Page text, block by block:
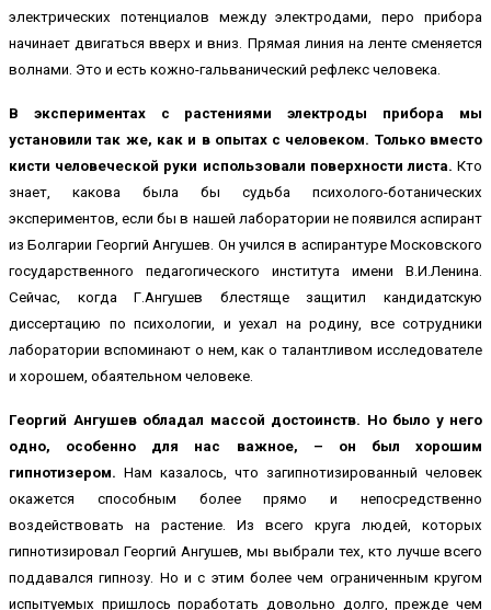
электрических потенциалов между электродами, перо прибора
начинает двигаться вверх и вниз. Прямая линия на ленте сменяется
волнами. Это и есть кожно-гальванический рефлекс человека.
В экспериментах с растениями электроды прибора мы
установили так же, как и в опытах с человеком. Только вместо
кисти человеческой руки использовали поверхности листа. Кто
знает, какова была бы судьба психолого-ботанических
экспериментов, если бы в нашей лаборатории не появился аспирант
из Болгарии Георгий Ангушев. Он учился в аспирантуре Московского
государственного педагогического института имени В.И.Ленина.
Сейчас, когда Г.Ангушев блестяще защитил кандидатскую
диссертацию по психологии, и уехал на родину, все сотрудники
лаборатории вспоминают о нем, как о талантливом исследователе
и хорошем, обаятельном человеке.
Георгий Ангушев обладал массой достоинств. Но было у него
одно, особенно для нас важное, – он был хорошим
гипнотизером. Нам казалось, что загипнотизированный человек
окажется способным более прямо и непосредственно
воздействовать на растение. Из всего круга людей, которых
гипнотизировал Георгий Ангушев, мы выбрали тех, кто лучше всего
поддавался гипнозу. Но и с этим более чем ограниченным кругом
испытуемых пришлось поработать довольно долго, прежде чем